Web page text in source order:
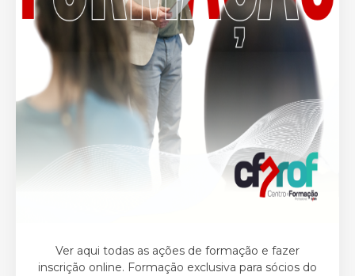
Ver aqui todas as ações de formação e fazer
inscrição online. Formação exclusiva para sócios do